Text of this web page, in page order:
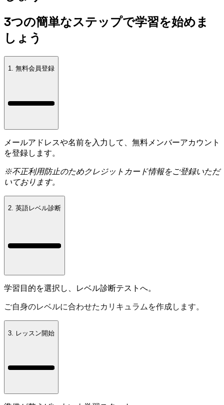
3つの簡単なステップで学習を始めま
しょう
1. 無料会員登録
メールアドレスや名前を入力して、無料メンバーアカウント
を登録します。
※不正利用防止のためクレジットカード情報をご登録いただ
いております。
2. 英語レベル診断
学習目的を選択し、レベル診断テストへ。
ご自身のレベルに合わせたカリキュラムを作成します。
3. レッスン開始